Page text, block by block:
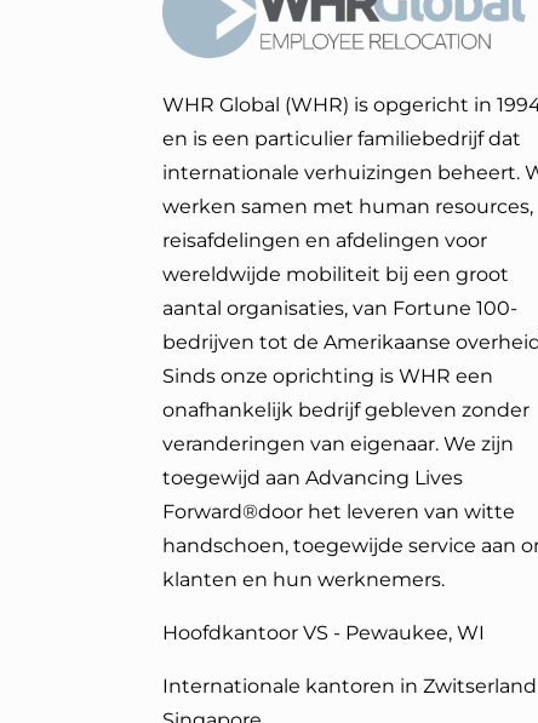
WHR Global (WHR) is opgericht in
en is een particulier familiebedrijf dat
internationale verhuizingen beheert.
werken samen met human resources,
reisafdelingen en afdelingen voor
wereldwijde mobiliteit bij een groot
aantal organisaties, van Fortune 100-
bedrijven tot de Amerikaanse
Sinds onze oprichting is WHR een
onafhankelijk bedrijf gebleven zonder
veranderingen van eigenaar. We zijn
toegewijd aan Advancing Lives
Forward®door het leveren van witte
handschoen, toegewijde service aan
klanten en hun werknemers.
Hoofdkantoor VS - Pewaukee, WI
Internationale kantoren in Zwitserland